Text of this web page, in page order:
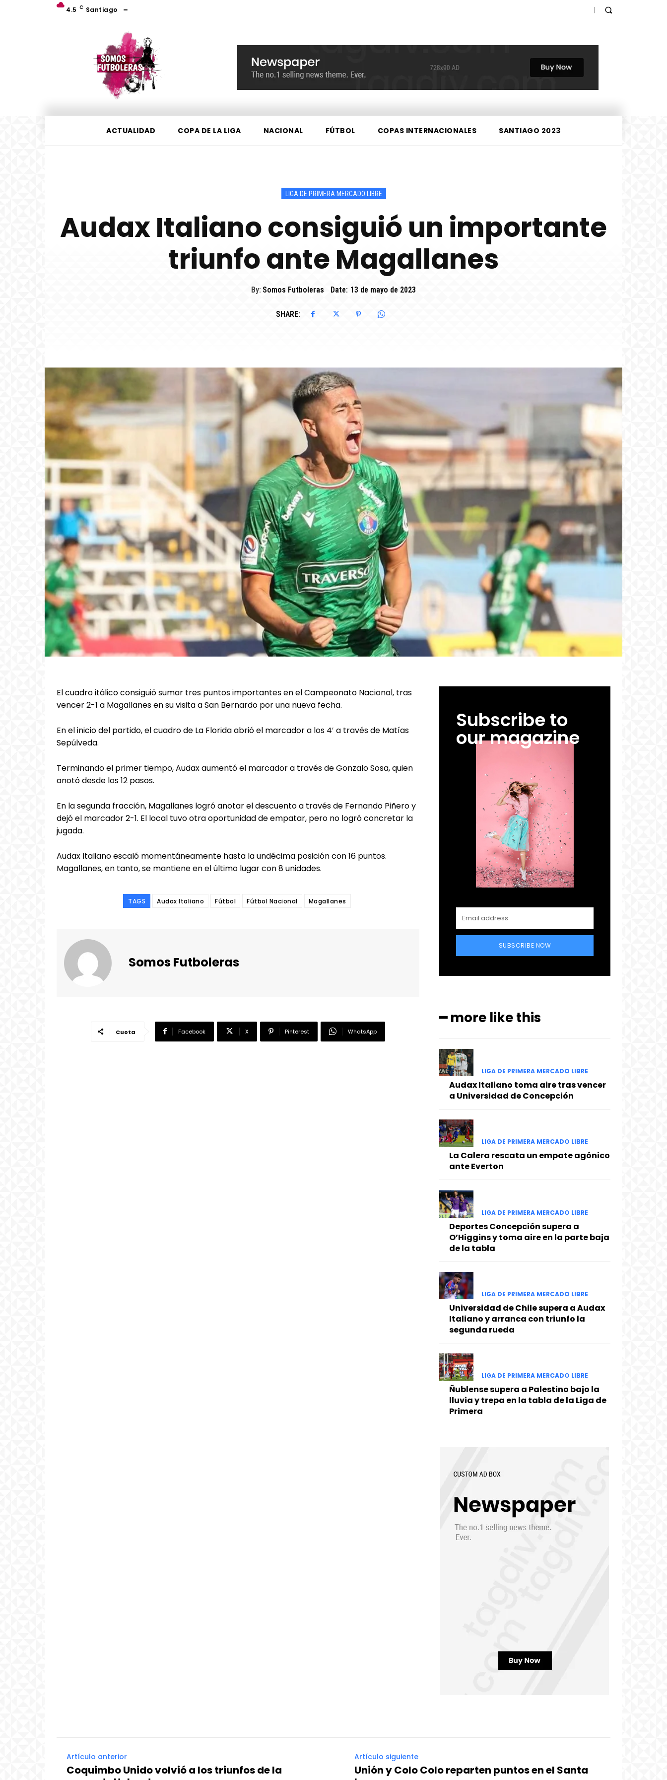
4.5 C Santiago
ACTUALIDAD COPA DE LA LIGA NACIONAL FÚTBOL COPAS INTERNACIONALES SANTIAGO 2023
LIGA DE PRIMERA MERCADO LIBRE
Audax Italiano consiguió un importante
triunfo ante Magallanes
By: Somos Futboleras Date: 13 de mayo de 2023
SHARE:
El cuadro itálico consiguió sumar tres puntos importantes en el Campeonato Nacional, tras
vencer 2-1 a Magallanes en su visita a San Bernardo por una nueva fecha.
En el inicio del partido, el cuadro de La Florida abrió el marcador a los 4′ a través de Matías
Sepúlveda.
Terminando el primer tiempo, Audax aumentó el marcador a través de Gonzalo Sosa, quien
anotó desde los 12 pasos.
En la segunda fracción, Magallanes logró anotar el descuento a través de Fernando Piñero y
dejó el marcador 2-1. El local tuvo otra oportunidad de empatar, pero no logró concretar la
jugada.
Audax Italiano escaló momentáneamente hasta la undécima posición con 16 puntos.
Magallanes, en tanto, se mantiene en el último lugar con 8 unidades.
TAGS Audax Italiano Fútbol Fútbol Nacional Magallanes
Somos Futboleras
Cuota Facebook X Pinterest WhatsApp
Subscribe to
our magazine
SUBSCRIBE NOW
━ more like this
LIGA DE PRIMERA MERCADO LIBRE
Audax Italiano toma aire tras vencer
a Universidad de Concepción
LIGA DE PRIMERA MERCADO LIBRE
La Calera rescata un empate agónico
ante Everton
LIGA DE PRIMERA MERCADO LIBRE
Deportes Concepción supera a
O’Higgins y toma aire en la parte baja
de la tabla
LIGA DE PRIMERA MERCADO LIBRE
Universidad de Chile supera a Audax
Italiano y arranca con triunfo la
segunda rueda
LIGA DE PRIMERA MERCADO LIBRE
Ñublense supera a Palestino bajo la
lluvia y trepa en la tabla de la Liga de
Primera
Artículo anterior
Coquimbo Unido volvió a los triunfos de la
Artículo siguiente
Unión y Colo Colo reparten puntos en el Santa